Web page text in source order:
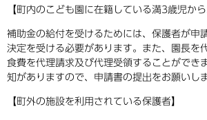
【町内のこども園に在籍している満3歳児か
補助金の給付を受けるためには、保護者が申
決定を受ける必要があります。また、園長を
食費を代理請求及び代理受領することができ
知がありますので、申請書の提出をお願いし
【町外の施設を利用されている保護者】